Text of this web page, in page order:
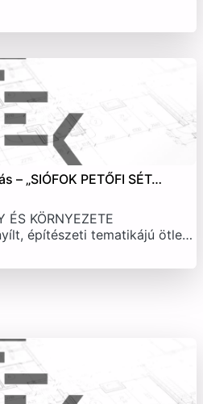
– „SIÓFOK PETŐFI SÉT…
ÉS KÖRNYEZETE
építészeti tematikájú ötle…